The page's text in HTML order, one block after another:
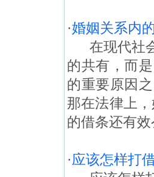
·婚姻关系内
在现代社会
的共有，而
的重要原因
那在法律上
的借条还有
·应该怎样打